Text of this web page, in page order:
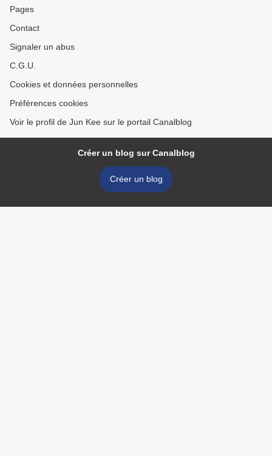
Pages
Contact
Signaler un abus
C.G.U.
Cookies et données personnelles
Préférences cookies
Voir le profil de Jun Kee sur le portail Canalblog
Créer un blog sur Canalblog
Créer un blog